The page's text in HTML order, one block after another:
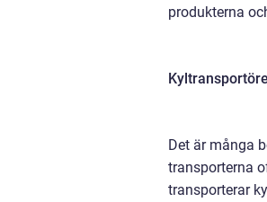
produkterna
Det är många
transporterna
transporterar